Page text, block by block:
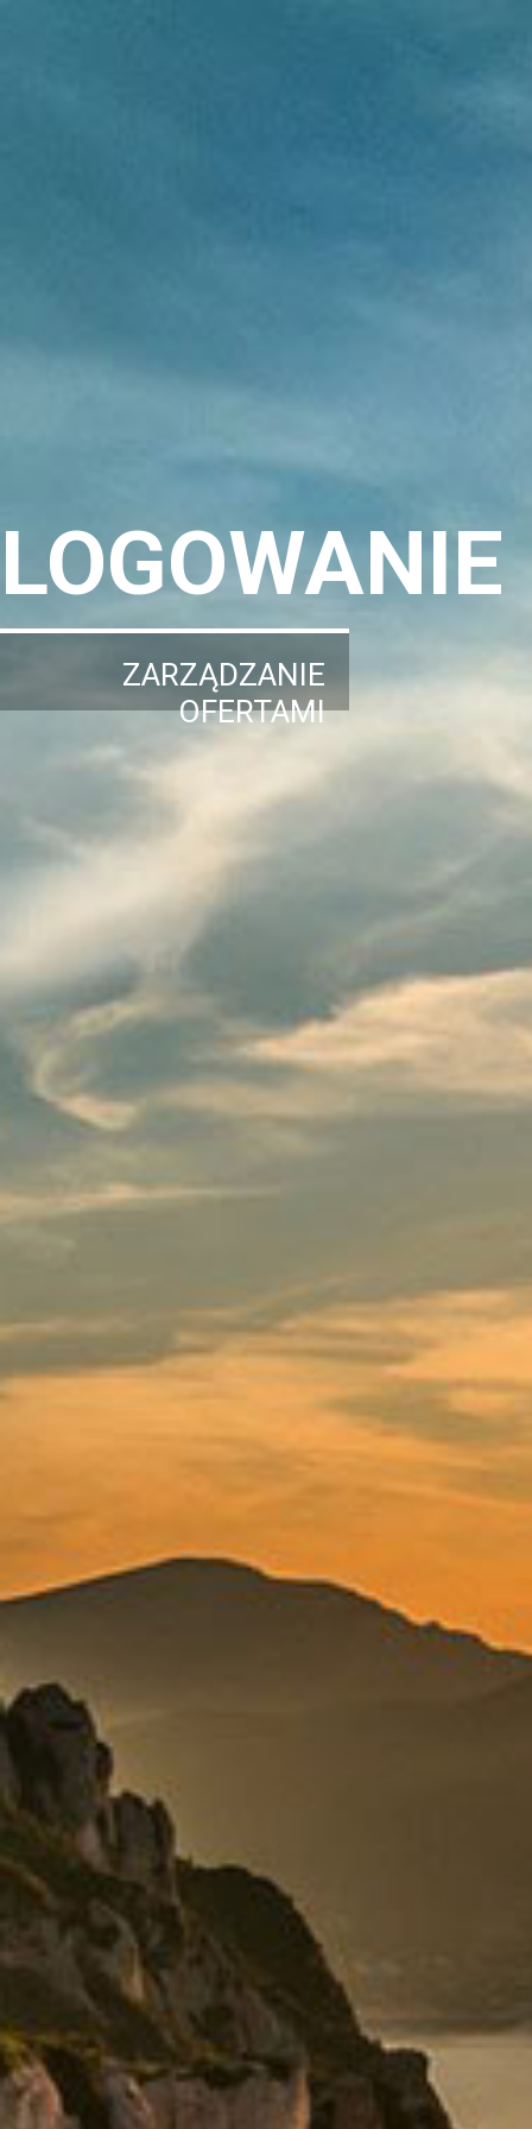
LOGOWANIE
ZARZĄDZANIE
OFERTAMI